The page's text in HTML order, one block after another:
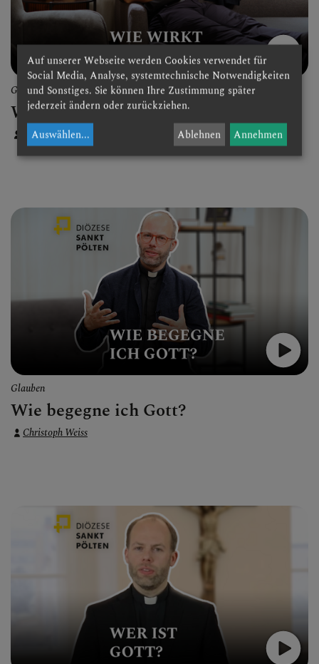
Glauben
Wie wirkt Gott heute?
Christoph Weiss
Glauben
Wie begegne ich Gott?
Christoph Weiss
Auf unserer Webseite werden Cookies verwendet für
Social Media, Analyse, systemtechnische Notwendigkeiten
und Sonstiges. Sie können Ihre Zustimmung später
jederzeit ändern oder zurückziehen.
Auswählen... Ablehnen Annehmen